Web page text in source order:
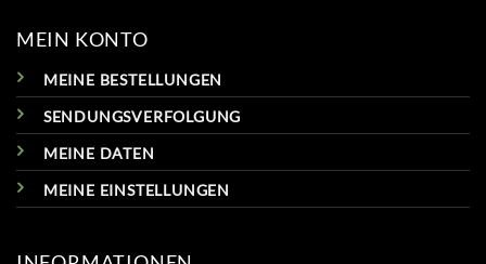
MEIN KONTO
MEINE BESTELLUNGEN
SENDUNGSVERFOLGUNG
MEINE DATEN
MEINE EINSTELLUNGEN